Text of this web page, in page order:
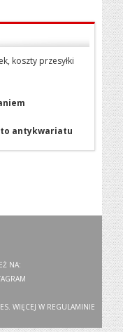
koszty przesyłki
antykwariatu
NA:
WIĘCEJ W REGULAMINIE